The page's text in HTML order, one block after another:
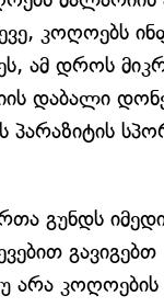
კოღოებს
ამ დროს
დაბალი
გუნდს
გავიგებთ
არა კოღოების